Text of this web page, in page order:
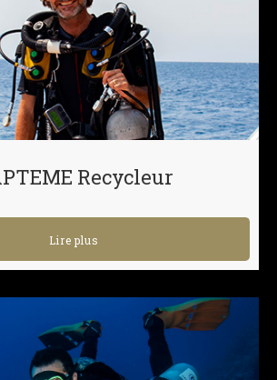
Recycleur
Lire plus